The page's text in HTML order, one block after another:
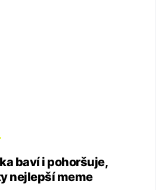
baví i pohoršuje,
nejlepší meme